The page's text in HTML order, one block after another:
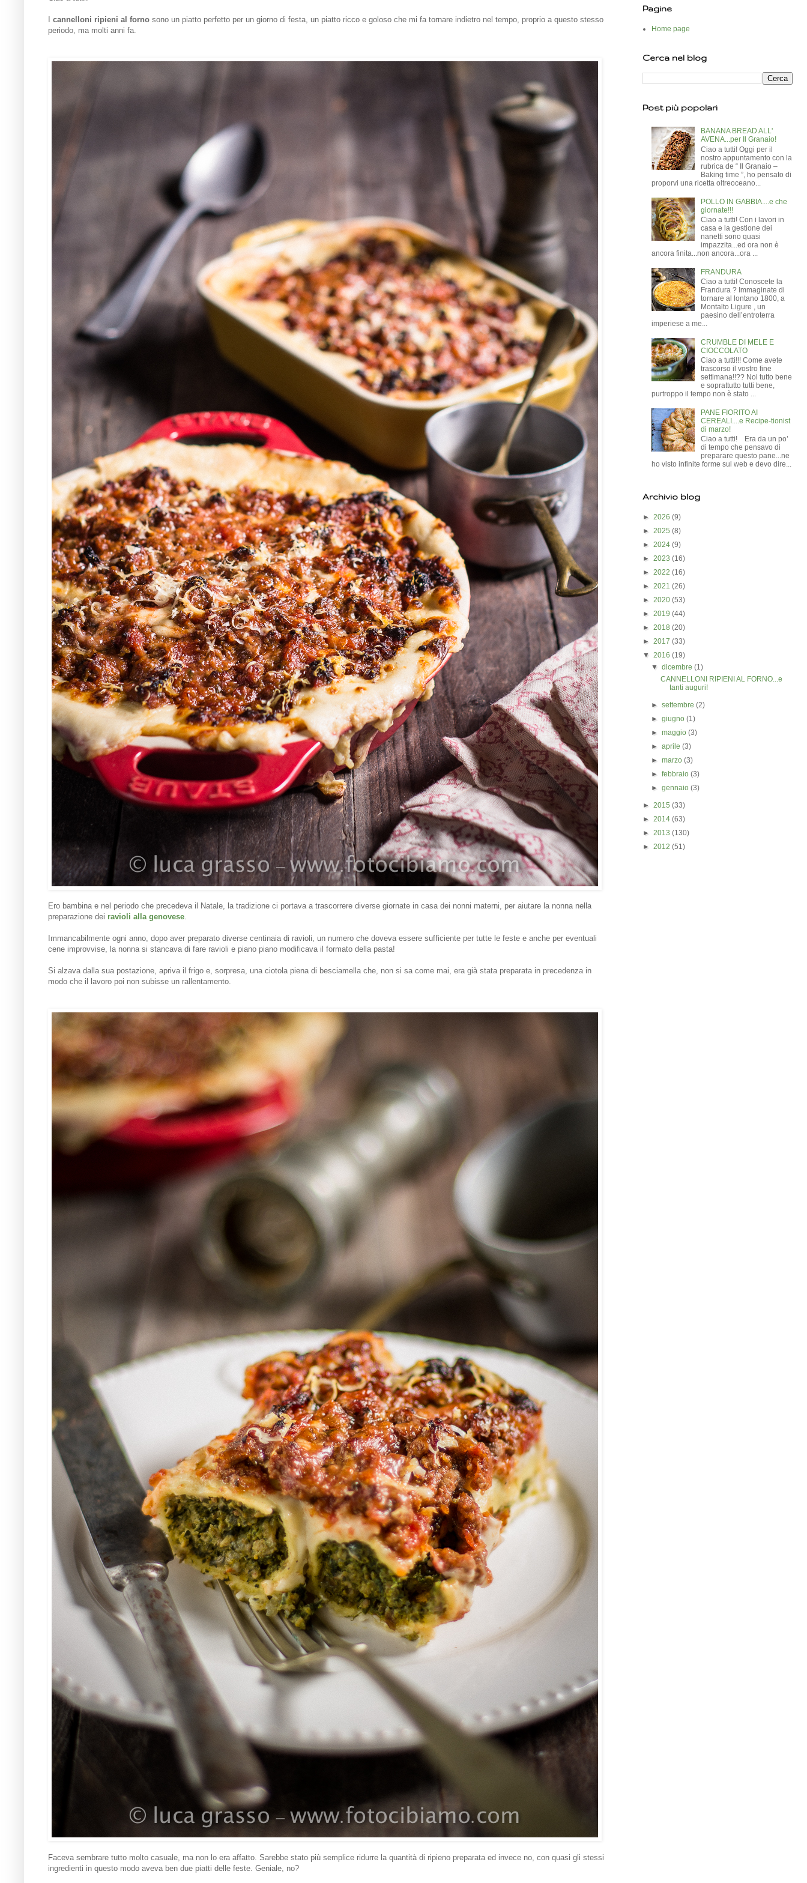
cannelloni ripieni al forno sono un piatto perfetto per un giorno di festa, un piatto ricco e goloso che mi fa tornare indietro nel tempo, proprio a questo stesso
periodo, ma molti anni fa.
Ero bambina e nel periodo che precedeva il Natale, la tradizione ci portava a trascorrere diverse giornate in casa dei nonni materni, per aiutare la nonna nella
preparazione dei ravioli alla genovese.
Immancabilmente ogni anno, dopo aver preparato diverse centinaia di ravioli, un numero che doveva essere sufficiente per tutte le feste e anche per eventuali
cene improvvise, la nonna si stancava di fare ravioli e piano piano modificava il formato della pasta!
Si alzava dalla sua postazione, apriva il frigo e, sorpresa, una ciotola piena di besciamella che, non si sa come mai, era già stata preparata in precedenza in
modo che il lavoro poi non subisse un rallentamento.
Faceva sembrare tutto molto casuale, ma non lo era affatto. Sarebbe stato più semplice ridurre la quantità di ripieno preparata ed invece no, con quasi gli stessi
ingredienti in questo modo aveva ben due piatti delle feste. Geniale, no?
Pagine
Home page
Cerca nel blog
Post più popolari
BANANA BREAD ALL'
AVENA...per Il Granaio!
Ciao a tutti! Oggi per il
nostro appuntamento con la
rubrica de “ Il Granaio –
Baking time ”, ho pensato di
proporvi una ricetta oltreoceano...
POLLO IN GABBIA....e che
giornate!!!
Ciao a tutti! Con i lavori in
casa e la gestione dei
nanetti sono quasi
impazzita...ed ora non è
ancora finita...non ancora...ora ...
FRANDURA
Ciao a tutti! Conoscete la
Frandura ? Immaginate di
tornare al lontano 1800, a
Montalto Ligure , un
paesino dell’entroterra
imperiese a me...
CRUMBLE DI MELE E
CIOCCOLATO
Ciao a tutti!!! Come avete
trascorso il vostro fine
settimana!!?? Noi tutto bene
e soprattutto tutti bene,
purtroppo il tempo non è stato ...
PANE FIORITO AI
CEREALI....e Recipe-tionist
di marzo!
Ciao a tutti! Era da un po’
di tempo che pensavo di
preparare questo pane...ne
ho visto infinite forme sul web e devo dire...
Archivio blog
► 2026 (9)
► 2025 (8)
► 2024 (9)
► 2023 (16)
► 2022 (16)
► 2021 (26)
► 2020 (53)
► 2019 (44)
► 2018 (20)
► 2017 (33)
▼ 2016 (19)
▼dicembre(1)
CANNELLONI RIPIENI AL FORNO...e
tanti auguri!
►settembre(2)
►giugno(1)
►maggio(3)
►aprile(3)
►marzo(3)
►febbraio(3)
►gennaio(3)
► 2015 (33)
► 2014 (63)
► 2013 (130)
► 2012 (51)